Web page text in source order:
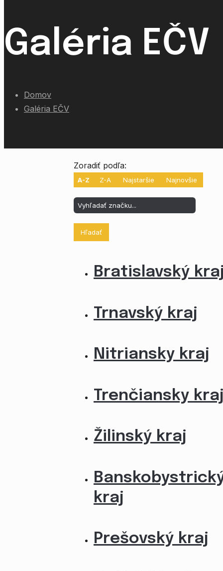
Galéria EČV
Domov
Galéria EČV
Zoradiť podľa:
A-Z Z-A Najstaršie Najnovšie
Hľadať
Bratislavský
Trnavský kraj
Nitriansky kraj
Trenčiansky
Žilinský kraj
kraj
Prešovský kraj